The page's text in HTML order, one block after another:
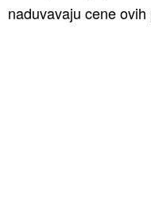
naduvavaju cene